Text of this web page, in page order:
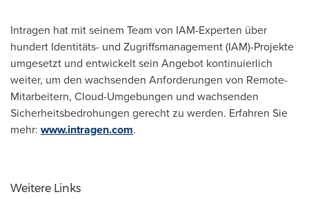
Intragen hat mit seinem Team von IAM-Experten über
hundert Identitäts- und Zugriffsmanagement (IAM)-Projekte
umgesetzt und entwickelt sein Angebot kontinuierlich
weiter, um den wachsenden Anforderungen von Remote-
Mitarbeitern, Cloud-Umgebungen und wachsenden
Sicherheitsbedrohungen gerecht zu werden. Erfahren Sie
mehr: www.intragen.com.
Weitere Links